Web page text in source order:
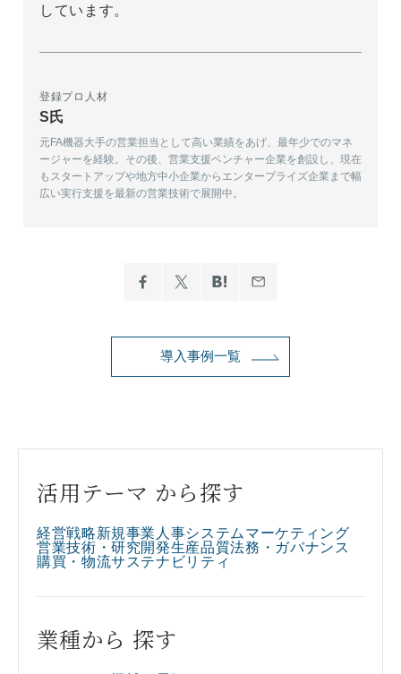
しています。
登録プロ人材
S氏
元FA機器大手の営業担当として高い業績をあげ、最年少でのマネ
ージャーを経験。その後、営業支援ベンチャー企業を創設し、現在
もスタートアップや地方中小企業からエンタープライズ企業まで幅
広い実行支援を最新の営業技術で展開中。
導入事例一覧
活用テーマ から探す
経営戦略新規事業 人事システム マーケティング
営業技術・研究開発生産品質法務・ガバナンス
購買・物流サステナビリティ
業種から 探す